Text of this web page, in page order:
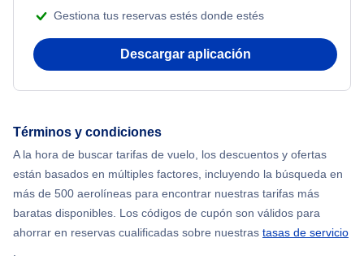
Flights from Nueva York to Mumbai
Flights from Shanghai to Nueva York
Flights from Nueva York to Hong Kong
Flights from Nueva York to Seúl
Gestiona tus reservas estés donde estés
Descargar aplicación
Términos y condiciones
A la hora de buscar tarifas de vuelo, los descuentos y ofertas
están basados en múltiples factores, incluyendo la búsqueda en
más de 500 aerolíneas para encontrar nuestras tarifas más
baratas disponibles. Los códigos de cupón son válidos para
ahorrar en reservas cualificadas sobre nuestras tasas de servicio
.